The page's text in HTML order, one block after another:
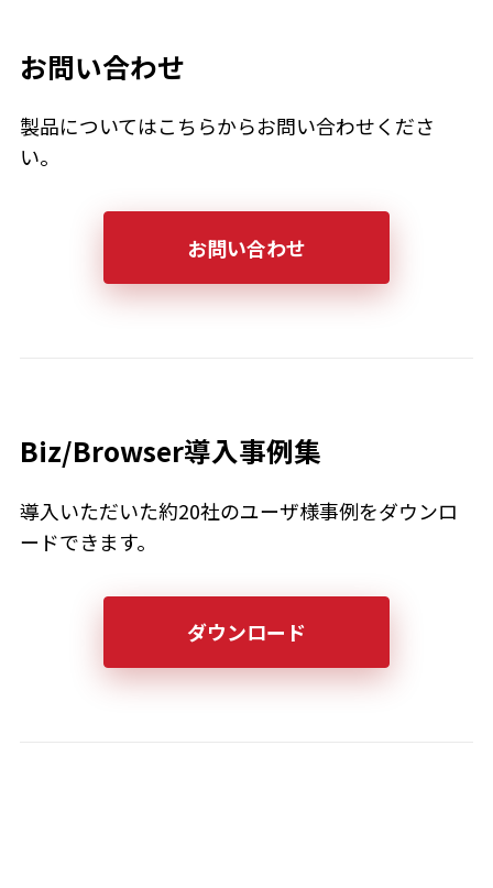
お問い合わせ
製品についてはこちらからお問い合わせくださ
い。
お問い合わせ
Biz/Browser導入事例集
導入いただいた約20社のユーザ様事例をダウンロ
ードできます。
ダウンロード